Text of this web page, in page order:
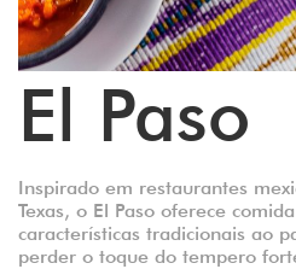
El Paso
Inspirado em restaurantes
Texas, o El Paso oferece
características tradicionais ao
perder o toque do tempero